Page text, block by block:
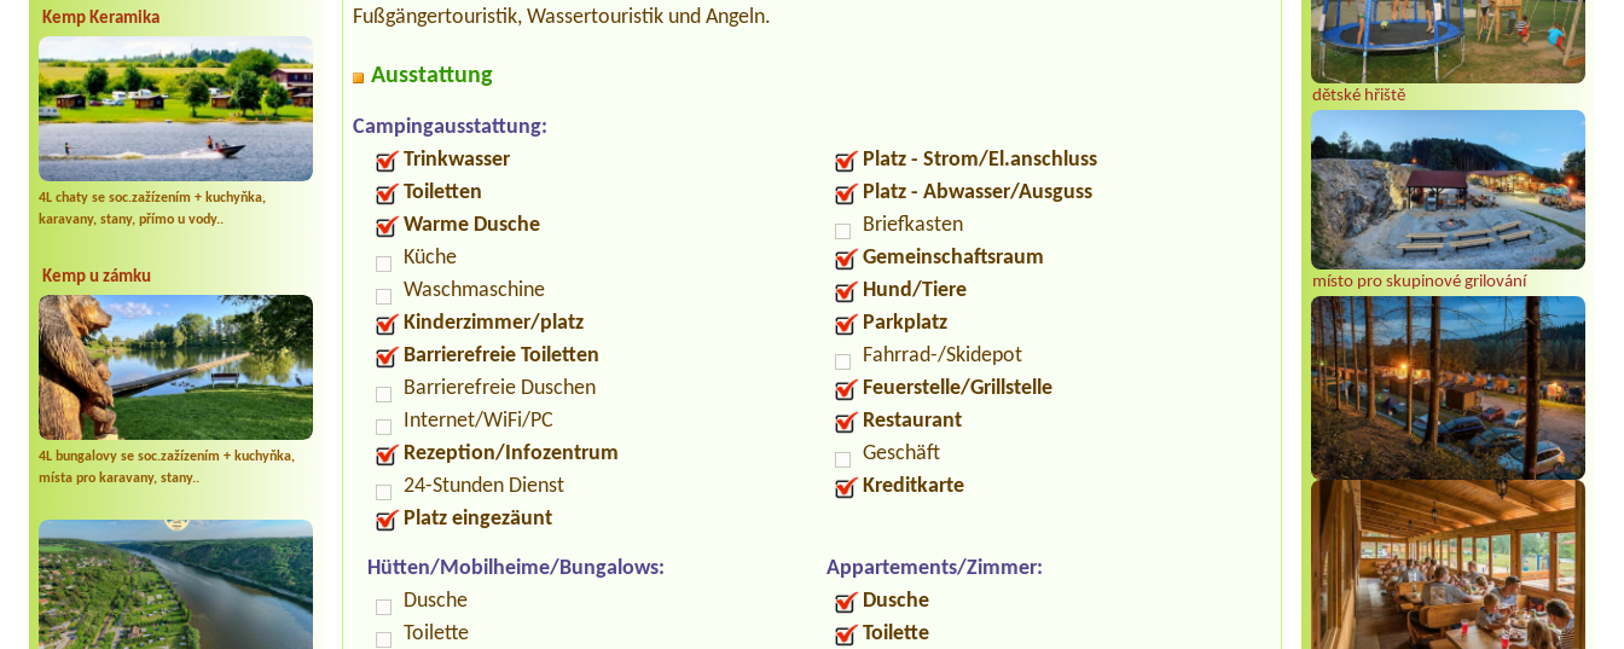
Kemp Keramika
4L chaty se soc.zažízením + kuchyňka,
karavany, stany, přímo u vody..
Kemp u zámku
4L bungalovy se soc.zažízením + kuchyňka,
místa pro karavany, stany..
dětské hřiště
místo pro skupinové grilování
Fußgängertouristik, Wassertouristik und Angeln.
Ausstattung
Campingausstattung:
Trinkwasser
Toiletten
Warme Dusche
Küche
Waschmaschine
Kinderzimmer/platz
Barrierefreie Toiletten
Barrierefreie Duschen
Internet/WiFi/PC
Rezeption/Infozentrum
24-Stunden Dienst
Platz eingezäunt
Platz - Strom/El.anschluss
Platz - Abwasser/Ausguss
Briefkasten
Gemeinschaftsraum
Hund/Tiere
Parkplatz
Fahrrad-/Skidepot
Feuerstelle/Grillstelle
Restaurant
Geschäft
Kreditkarte
Hütten/Mobilheime/Bungalows:
Dusche
Toilette
Appartements/Zimmer:
Dusche
Toilette